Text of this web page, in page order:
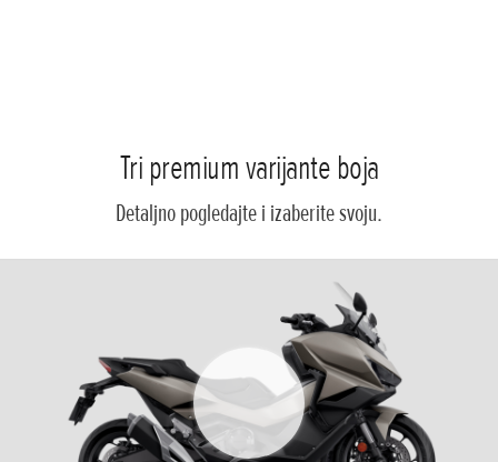
Tri premium varijante boja
Detaljno pogledajte i izaberite svoju.